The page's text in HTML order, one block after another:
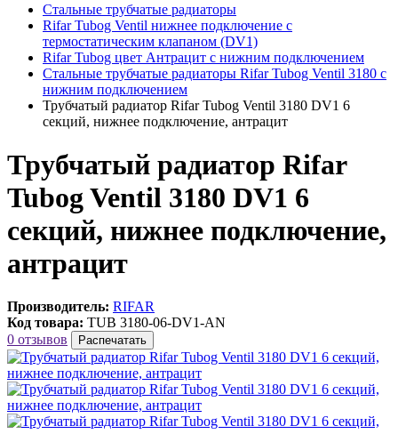
Стальные трубчатые радиаторы
Rifar Tubog Ventil нижнее подключение с
термостатическим клапаном (DV1)
Rifar Tubog цвет Антрацит с нижним подключением
Стальные трубчатые радиаторы Rifar Tubog Ventil 3180 с
нижним подключением
Трубчатый радиатор Rifar Tubog Ventil 3180 DV1 6
секций, нижнее подключение, антрацит
Трубчатый радиатор Rifar
Tubog Ventil 3180 DV1 6
секций, нижнее подключение,
антрацит
Производитель: RIFAR
Код товара: TUB 3180-06-DV1-AN
0 отзывов
Распечатать